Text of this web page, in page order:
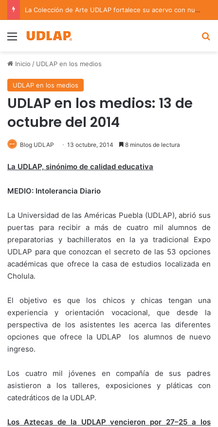
La Colección de Arte UDLAP fortalece su acervo con nuevas obras de artistas emergentes y consolidados
Menu
Inicio / UDLAP en los medios
UDLAP en los medios
UDLAP en los medios: 13 de
octubre del 2014
Blog UDLAP 13 octubre, 2014 8 minutos de lectura
La UDLAP, sinónimo de calidad educativa
MEDIO: Intolerancia Diario
La Universidad de las Américas Puebla (UDLAP), abrió sus
puertas para recibir a más de cuatro mil alumnos de
preparatorias y bachilleratos en la ya tradicional Expo
UDLAP para que conozcan el secreto de las 53 opciones
académicas que ofrece la casa de estudios localizada en
Cholula.
El objetivo es que los chicos y chicas tengan una
experiencia y orientación vocacional, que desde la
perspectiva de los asistentes les acerca las diferentes
opciones que ofrece la UDLAP los alumnos de nuevo
ingreso.
Los cuatro mil jóvenes en compañía de sus padres
asistieron a los talleres, exposiciones y pláticas con
catedráticos de la UDLAP.
Los Aztecas de la UDLAP vencieron por 27–25 a los